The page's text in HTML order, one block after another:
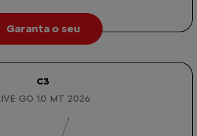
Garanta o seu
C3
GO 1.0 MT 2026